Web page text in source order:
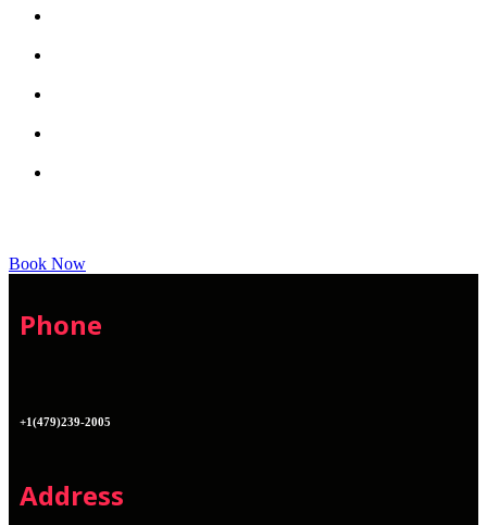
Book Now
Phone
+1(479)239-2005
Address